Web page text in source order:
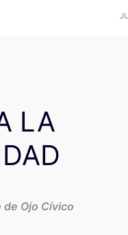
LA
Ojo Cívico